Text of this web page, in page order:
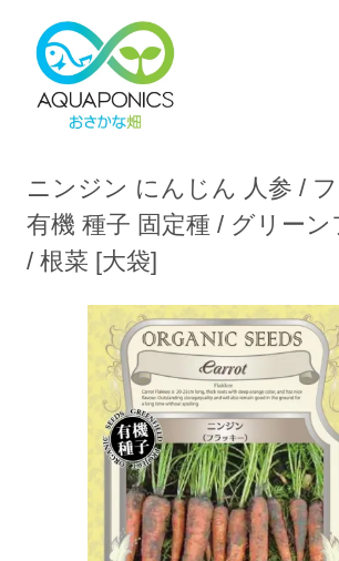
ニンジン にんじん 人参 /
有機 種子 固定種 / グリーン
/ 根菜 [大袋]